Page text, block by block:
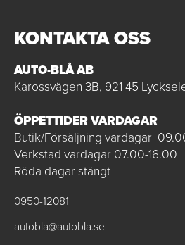
KONTAKTA OSS
AUTO-BLÅ AB
Karossvägen 3B, 921 45
ÖPPETTIDER VARDAGAR
Butik/Försäljning vardagar
Verkstad vardagar 07.00-16.00
Röda dagar stängt
0950-12081
autobla@autobla.se